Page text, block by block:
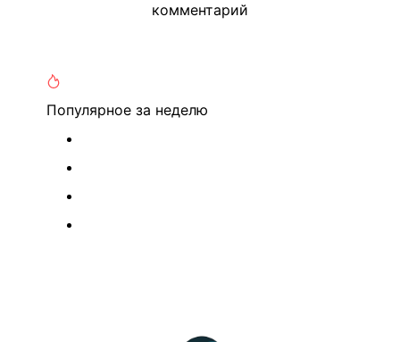
комментарий
Популярное за неделю